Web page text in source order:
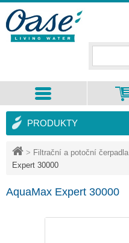
> Filtrační a potoční čerpadla
Expert 30000
AquaMax Expert 30000
PRODUKTY